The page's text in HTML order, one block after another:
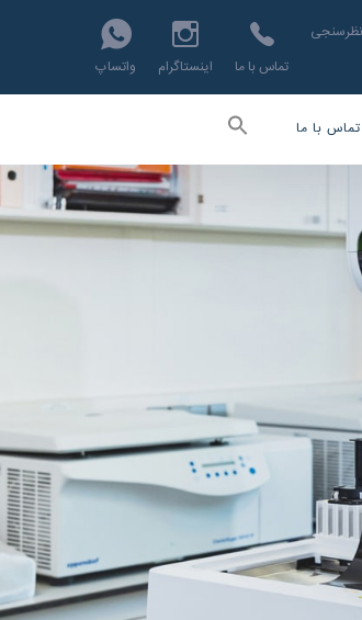
واتساپ اینستاگرام تماس با ما
نظرسنجی
تماس با ما